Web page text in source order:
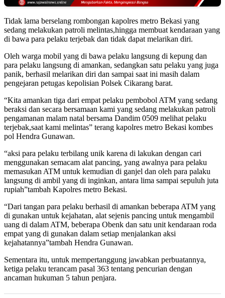
Tidak lama berselang rombongan kapolres metro Bekasi yang
sedang melakukan patroli melintas,hingga membuat kendaraan yang
di bawa para pelaku terjebak dan tidak dapat melarikan diri.
Oleh warga mobil yang di bawa pelaku langsung di kepung dan
para pelaku langsung di amankan, sedangkan satu pelaku yang juga
panik, berhasil melarikan diri dan sampai saat ini masih dalam
pengejaran petugas kepolisian Polsek Cikarang barat.
“Kita amankan tiga dari empat pelaku pembobol ATM yang sedang
beraksi dan secara bersamaan kami yang sedang melakukan patroli
pengamanan malam natal bersama Dandim 0509 melihat pelaku
terjebak,saat kami melintas” terang kapolres metro Bekasi kombes
pol Hendra Gunawan.
“aksi para pelaku terbilang unik karena di lakukan dengan cari
menggunakan semacam alat pancing, yang awalnya para pelaku
memasukan ATM untuk kemudian di ganjel dan oleh para palaku
langsung di ambil yang di inginkan, antara lima sampai sepuluh juta
rupiah”tambah Kapolres metro Bekasi.
“Dari tangan para pelaku berhasil di amankan beberapa ATM yang
di gunakan untuk kejahatan, alat sejenis pancing untuk mengambil
uang di dalam ATM, beberapa Obenk dan satu unit kendaraan roda
empat yang di gunakan dalam setiap menjalankan aksi
kejahatannya”tambah Hendra Gunawan.
Sementara itu, untuk mempertanggung jawabkan perbuatannya,
ketiga pelaku terancam pasal 363 tentang pencurian dengan
ancaman hukuman 5 tahun penjara.